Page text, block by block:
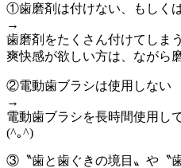
①歯磨剤は付けない、もしく
→
歯磨剤をたくさん付けてしま
爽快感が欲しい方は、ながら
②電動歯ブラシは使用しない
→
電動歯ブラシを長時間使用し
(^｡^)
③〝歯と歯ぐきの境目〟や〝